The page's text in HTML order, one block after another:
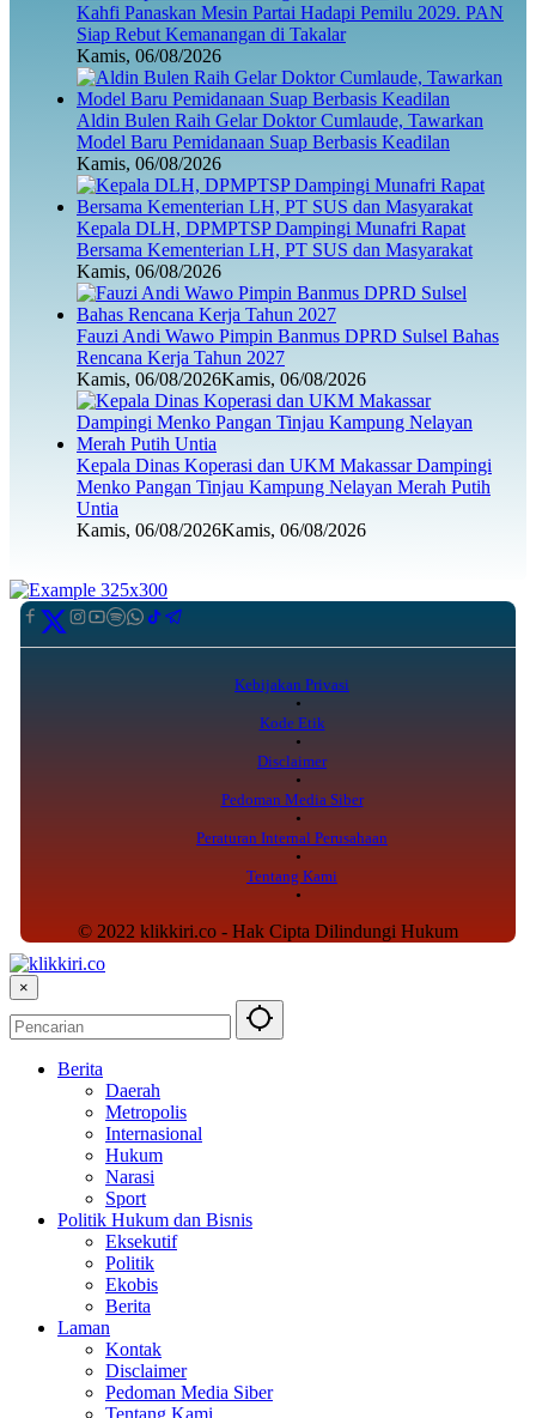
Kahfi Panaskan Mesin Partai Hadapi Pemilu 2029. PAN
Siap Rebut Kemanangan di Takalar
Kamis, 06/08/2026
Aldin Bulen Raih Gelar Doktor Cumlaude, Tawarkan
Model Baru Pemidanaan Suap Berbasis Keadilan
Kamis, 06/08/2026
Kepala DLH, DPMPTSP Dampingi Munafri Rapat
Bersama Kementerian LH, PT SUS dan Masyarakat
Kamis, 06/08/2026
Fauzi Andi Wawo Pimpin Banmus DPRD Sulsel Bahas
Rencana Kerja Tahun 2027
Kamis, 06/08/2026Kamis, 06/08/2026
Kepala Dinas Koperasi dan UKM Makassar Dampingi
Menko Pangan Tinjau Kampung Nelayan Merah Putih
Untia
Kamis, 06/08/2026Kamis, 06/08/2026
Kebijakan Privasi
Kode Etik
Disclaimer
Pedoman Media Siber
Peraturan Internal Perusahaan
Tentang Kami
© 2022 klikkiri.co - Hak Cipta Dilindungi Hukum
×
Berita
Daerah
Metropolis
Internasional
Hukum
Narasi
Sport
Politik Hukum dan Bisnis
Eksekutif
Politik
Ekobis
Berita
Laman
Kontak
Disclaimer
Pedoman Media Siber
Tentang Kami